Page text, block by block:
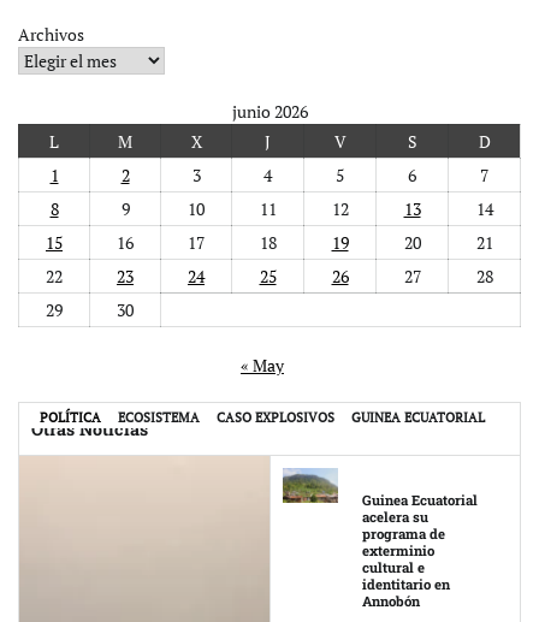
entradas
Archivos
junio 2026
L
M X J V S
D
1
2 3 4 5 6
7
8
9 10 11 12 13
14
15
16 17 18 19 20
21
22
23 24 25 26 27
28
29
30
« May
Otras Noticias
POLÍTICA ECOSISTEMA CASO EXPLOSIVOS GUINEA ECUATORIAL
Guinea Ecuatorial
acelera su
programa de
exterminio
cultural e
identitario en
Annobón